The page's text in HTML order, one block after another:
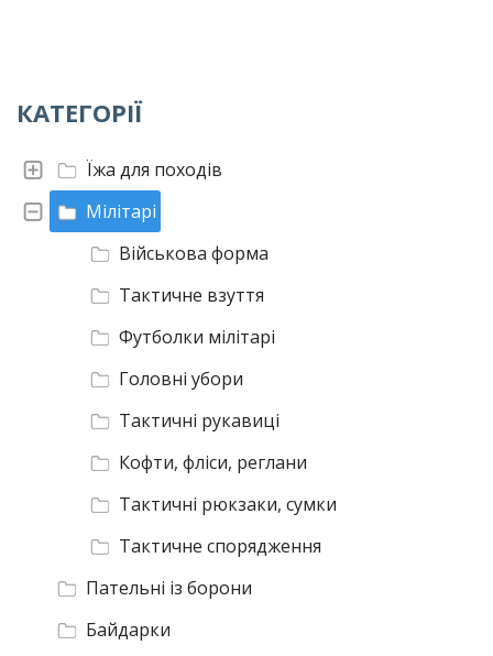
КАТЕГОРІЇ
Байдарки
Пательні із борони
Мілітарі
Військова форма
Тактичне взуття
Футболки мілітарі
Головні убори
Тактичні рукавиці
Кофти, фліси, реглани
Тактичні рюкзаки, сумки
Тактичне спорядження
Їжа для походів